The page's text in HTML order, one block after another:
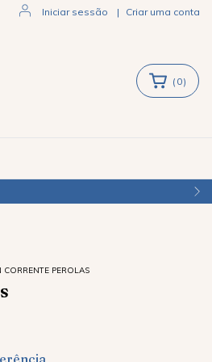
Iniciar sessão | Criar uma conta
( 0)
CORRENTE PEROLAS